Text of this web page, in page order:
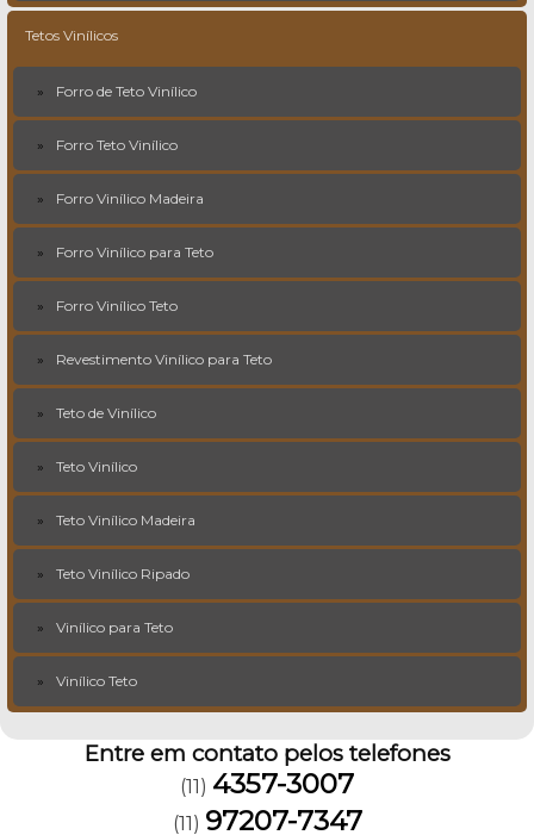
Tetos Vinílicos
Forro de Teto Vinílico
Forro Teto Vinílico
Forro Vinílico Madeira
Forro Vinílico para Teto
Forro Vinílico Teto
Revestimento Vinílico para Teto
Teto de Vinílico
Teto Vinílico
Teto Vinílico Madeira
Teto Vinílico Ripado
Vinílico para Teto
Vinílico Teto
Entre em contato pelos telefones
(11) 4357-3007
(11) 97207-7347